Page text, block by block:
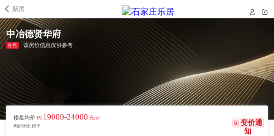
新房
中冶德贤华府
在售 该房价信息仅供参考
楼盘均价约 19000-24000 元/㎡
均价环比 持平
变价通
知